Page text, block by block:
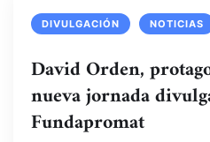
DIVULGACIÓN NOTICIAS
David Orden,
nueva jornada
Fundapromat